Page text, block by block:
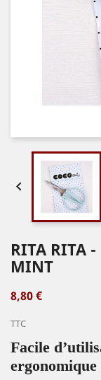

RITA RITA
MINT
8,80 €
TTC
Facile
ergonomique